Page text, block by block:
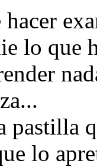
lo que
pastilla
lo